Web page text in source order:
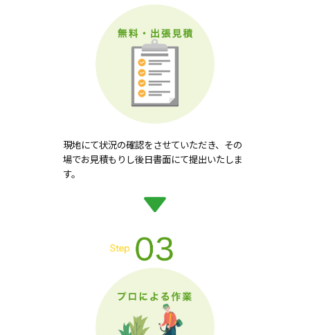
現地にて状況の確認をさせていただき、その
場でお見積もりし後日書面にて提出いたしま
す。